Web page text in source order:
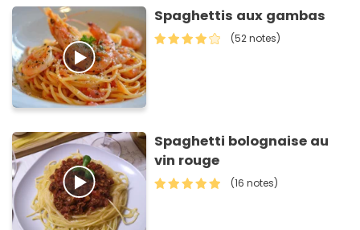
Spaghettis aux gambas
(52 notes)
Spaghetti bolognaise au
vin rouge
(16 notes)